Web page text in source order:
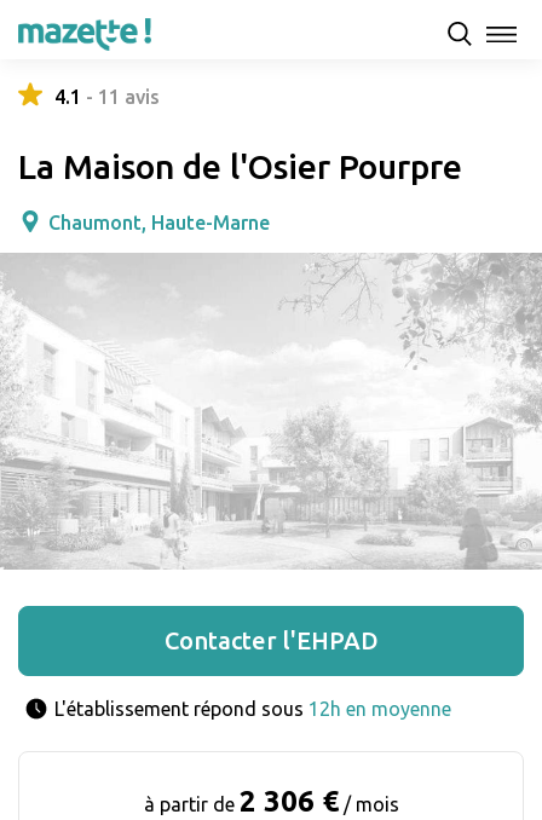
4.1 - 11 avis
La Maison de l'Osier Pourpre
Chaumont, Haute-Marne
Contacter l'EHPAD
L'établissement répond sous 12h en moyenne
à partir de 2 306 €/ mois